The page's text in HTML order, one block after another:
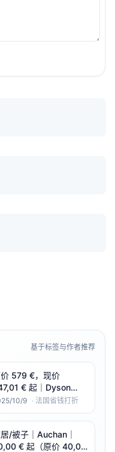
基于标签与作者推荐
579 €，现价
€ 起｜Dyson
Detect 无线吸尘器
10/9 · 法国省钱打折
/被子｜Auchan｜
€ 起（原价 40,00